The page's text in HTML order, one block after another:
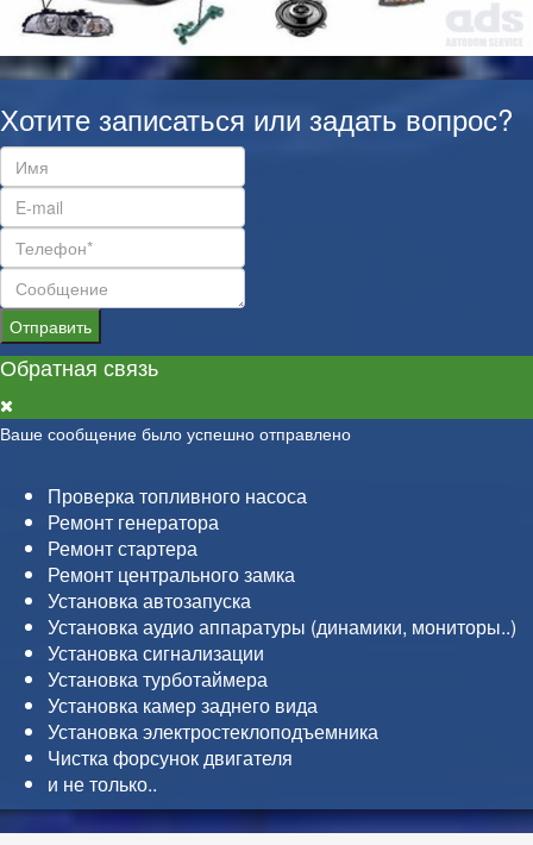
Хотите записаться или задать вопрос?
Отправить
Обратная связь
Ваше сообщение было успешно отправлено
Проверка топливного насоса
Ремонт генератора
Ремонт стартера
Ремонт центрального замка
Установка автозапуска
Установка аудио аппаратуры (динамики, мониторы..)
Установка сигнализации
Установка турботаймера
Установка камер заднего вида
Установка электростеклоподъемника
Чистка форсунок двигателя
и не только..